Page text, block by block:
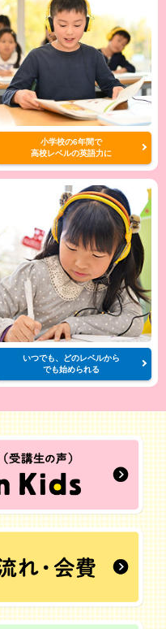
小学校の6年間で
高校レベルの英語力に
いつでも、どのレベルから
でも始められる